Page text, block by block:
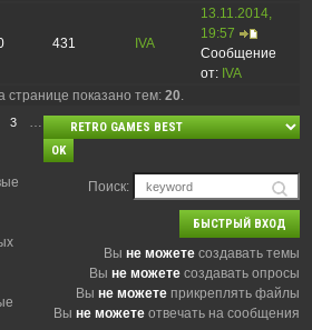
431 IVA
13.11.2014,
19:57
Сообщение
от: IVA
странице показано тем: 20.
3 …
Поиск:
Вы не можете создавать темы
Вы не можете создавать опросы
Вы не можете прикреплять файлы
Вы не можете отвечать на сообщения